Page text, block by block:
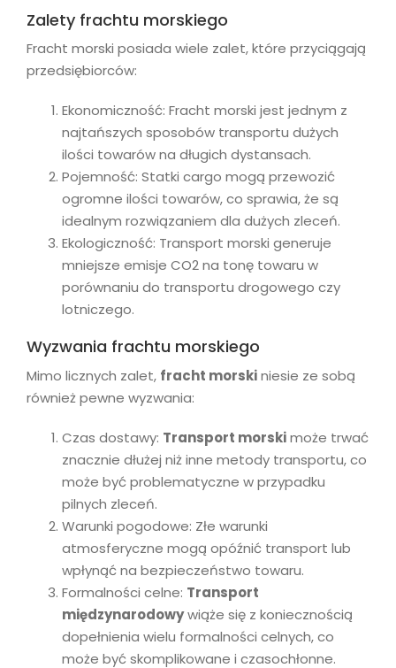
Zalety frachtu morskiego
Fracht morski posiada wiele zalet, które przyciągają
przedsiębiorców:
Ekonomiczność: Fracht morski jest jednym z
najtańszych sposobów transportu dużych
ilości towarów na długich dystansach.
Pojemność: Statki cargo mogą przewozić
ogromne ilości towarów, co sprawia, że są
idealnym rozwiązaniem dla dużych zleceń.
Ekologiczność: Transport morski generuje
mniejsze emisje CO2 na tonę towaru w
porównaniu do transportu drogowego czy
lotniczego.
Wyzwania frachtu morskiego
Mimo licznych zalet, fracht morskiniesie ze sobą
również pewne wyzwania:
Czas dostawy: Transport morskimoże trwać
znacznie dłużej niż inne metody transportu, co
może być problematyczne w przypadku
pilnych zleceń.
Warunki pogodowe: Złe warunki
atmosferyczne mogą opóźnić transport lub
wpłynąć na bezpieczeństwo towaru.
Formalności celne: Transport
międzynarodowywiąże się z koniecznością
dopełnienia wielu formalności celnych, co
może być skomplikowane i czasochłonne.